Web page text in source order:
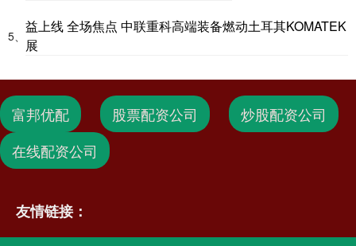
5、
益上线 全场焦点 中联重科高端装备燃动土耳其KOMATEK
展
富邦优配 股票配资公司
炒股配资公司
在线配资公司
友情链接：